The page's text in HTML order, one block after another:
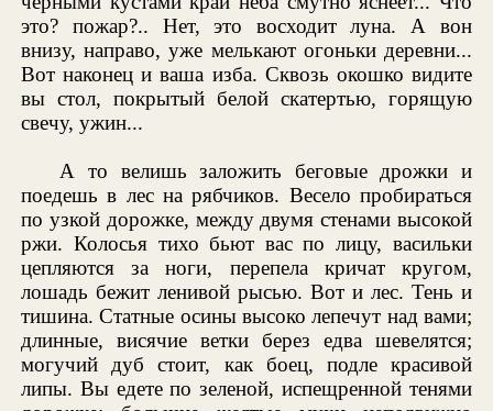
это? пожар?.. Нет, это восходит луна. А вон
внизу, направо, уже мелькают огоньки деревни...
Вот наконец и ваша изба. Сквозь окошко видите
вы стол, покрытый белой скатертью, горящую
свечу, ужин...
А то велишь заложить беговые дрожки и
поедешь в лес на рябчиков. Весело пробираться
по узкой дорожке, между двумя стенами высокой
ржи. Колосья тихо бьют вас по лицу, васильки
цепляются за ноги, перепела кричат кругом,
лошадь бежит ленивой рысью. Вот и лес. Тень и
тишина. Статные осины высоко лепечут над вами;
длинные, висячие ветки берез едва шевелятся;
могучий дуб стоит, как боец, подле красивой
липы. Вы едете по зеленой, испещренной тенями